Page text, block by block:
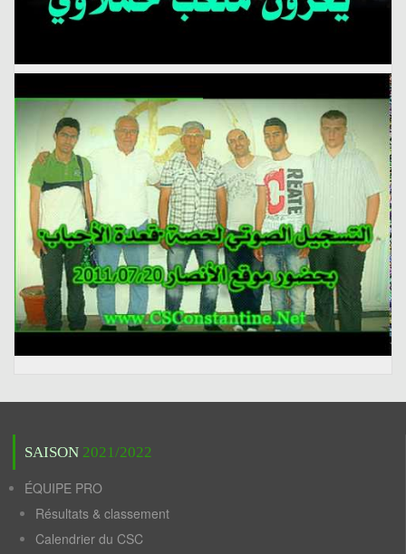
SAISON 2021/2022
ÉQUIPE PRO
Résultats & classement
Calendrier du CSC